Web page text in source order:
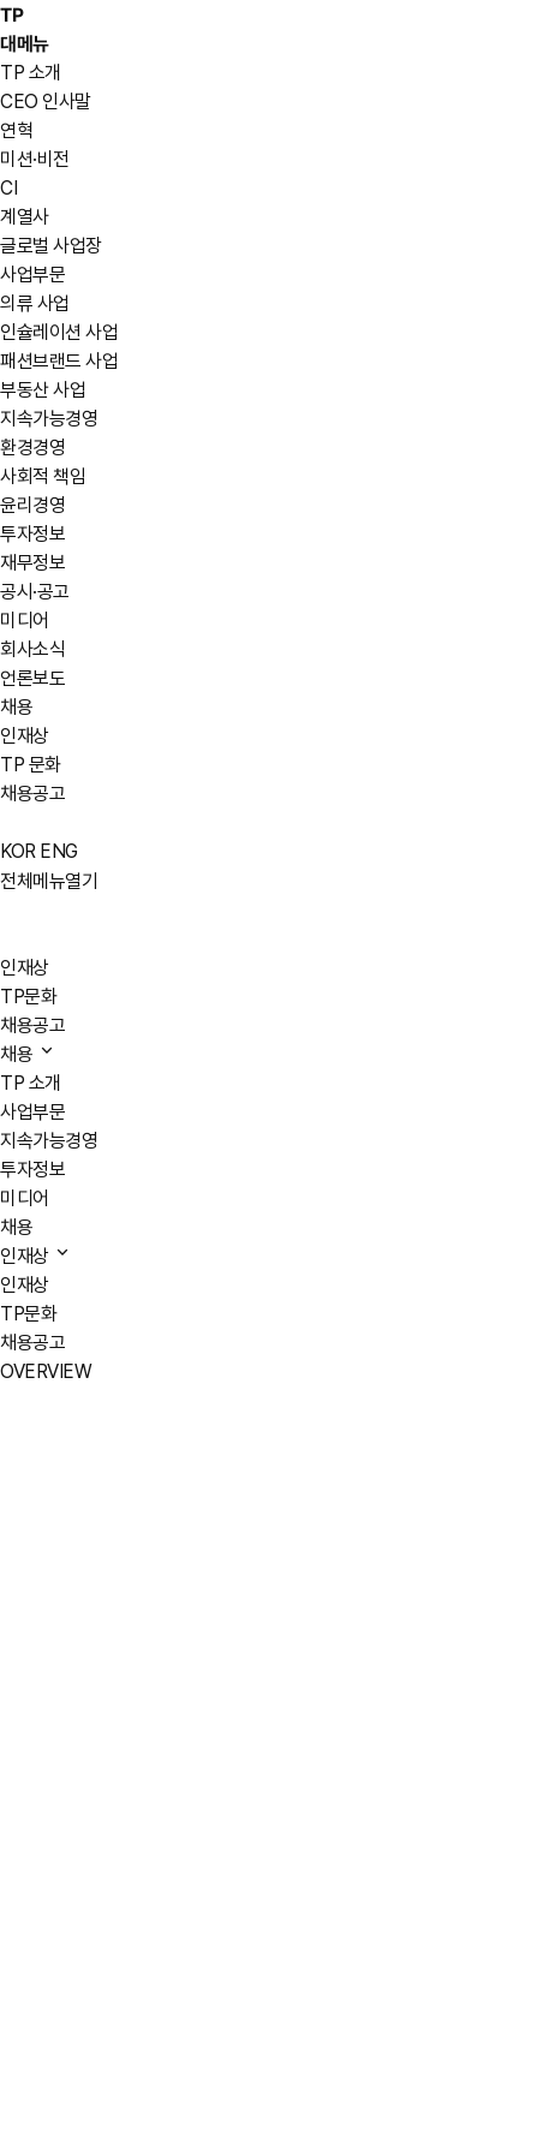
TP
대메뉴
TP 소개
CEO 인사말
연혁
미션·비전
CI
계열사
글로벌 사업장
사업부문
의류 사업
인슐레이션 사업
패션브랜드 사업
부동산 사업
지속가능경영
환경경영
사회적 책임
윤리경영
투자정보
재무정보
공시·공고
미디어
회사소식
언론보도
채용
인재상
TP 문화
채용공고
KOR ENG
전체메뉴열기
인재상
TP문화
채용공고
채용
TP 소개
사업부문
지속가능경영
투자정보
미디어
채용
인재상
인재상
TP문화
채용공고
OVERVIEW